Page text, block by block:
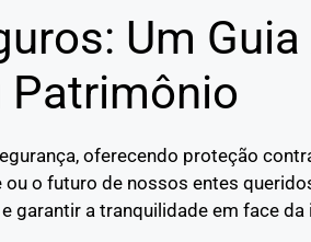
Um
Patrimônio
oferecendo proteção
o futuro de nossos entes
garantir a tranquilidade em face da